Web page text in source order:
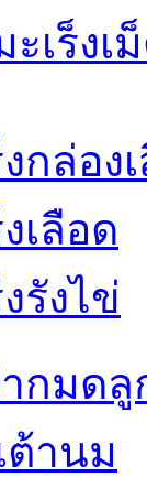
เร็งเ
กล่อง
เลือด
รังไข่
ากมดลู
ต้านม